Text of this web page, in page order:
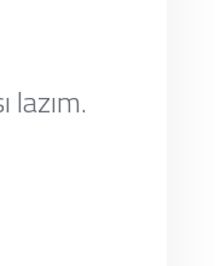
lazım.